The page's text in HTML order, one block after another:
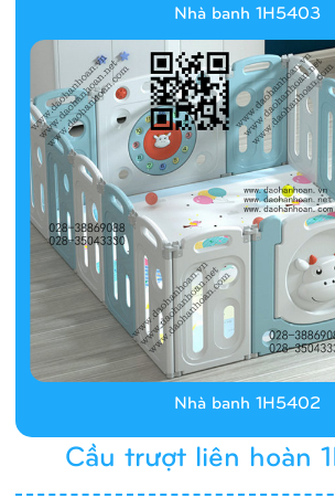
Cầu trượt liên hoàn
Nhà banh 1H5403
Nhà banh 1H5402